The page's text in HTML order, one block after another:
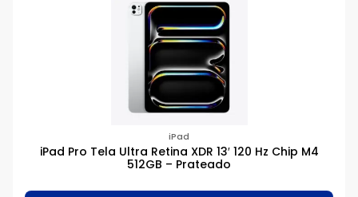
iPad
iPad Pro Tela Ultra Retina XDR 13′ 120 Hz Chip M4
512GB – Prateado